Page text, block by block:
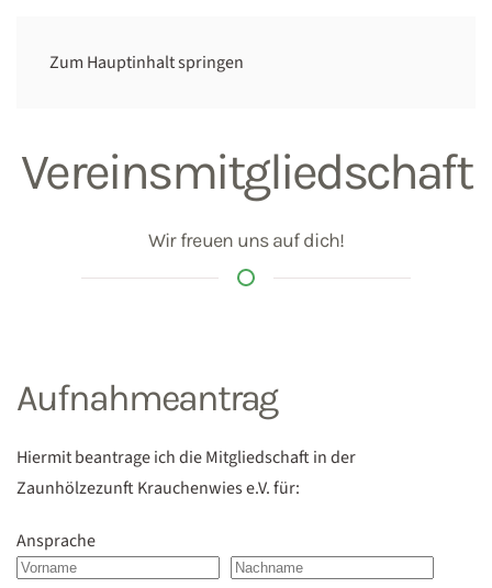
Zum Hauptinhalt springen
Vereinsmitgliedschaft
Wir freuen uns auf dich!
Aufnahmeantrag
Hiermit beantrage ich die Mitgliedschaft in der
Zaunhölzezunft Krauchenwies e.V. für:
Ansprache